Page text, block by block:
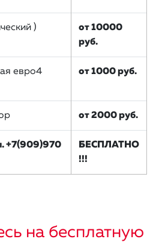
)
от 10000
руб.
евро4
от 1000 руб.
от 2000 руб.
+7(909)970
БЕСПЛАТНО
!!!
на бесплатную